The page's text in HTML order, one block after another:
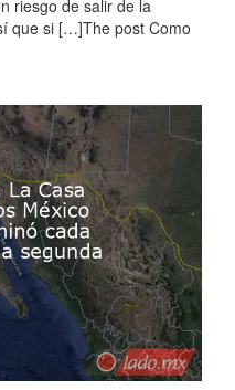
riesgo de salir de la
que si […]The post Como